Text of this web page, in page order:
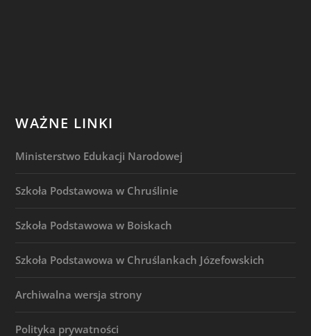
WAŻNE LINKI
Ministerstwo Edukacji Narodowej
Szkoła Podstawowa w Chruślinie
Szkoła Podstawowa w Boiskach
Szkoła Podstawowa w Chruślankach Józefowskich
Archiwalna wersja strony
Polityka prywatności